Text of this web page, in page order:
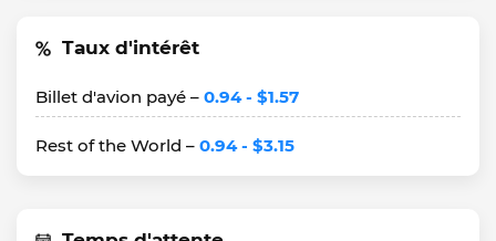
Taux d'intérêt
Billet d'avion payé – 0.94 - $1.57
Rest of the World – 0.94 - $3.15